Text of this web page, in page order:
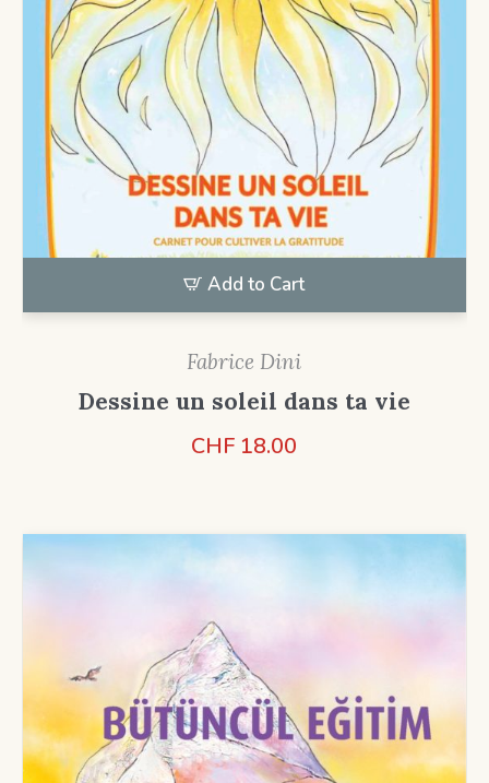
Add to Cart
Fabrice Dini
Dessine un soleil dans ta vie
CHF 18.00